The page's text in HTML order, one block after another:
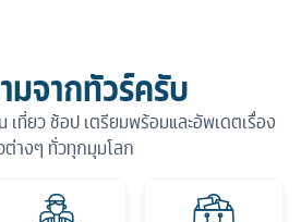
มจากทัวร์ครับ
ที่ยว ช้อป เตรียมพร้อมและอัพเดตเรื่อง
ต่างๆ ทั่วทุกมุมโลก